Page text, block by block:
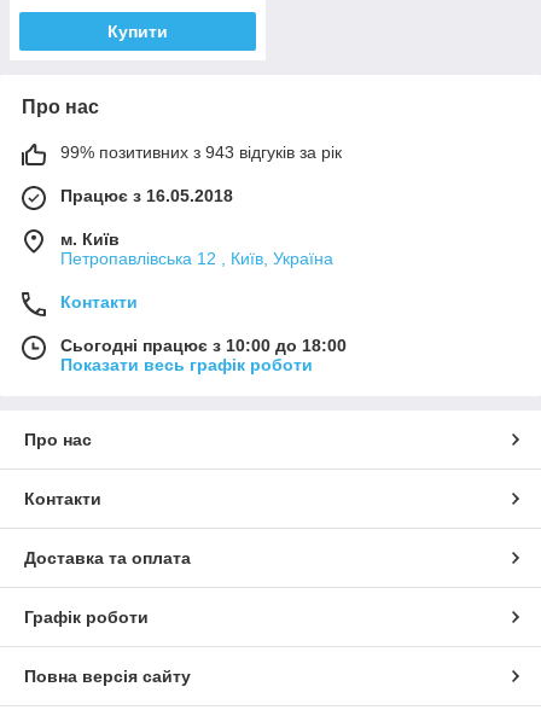
Купити
Про нас
99% позитивних з 943 відгуків за рік
Працює з 16.05.2018
м. Київ
Петропавлівська 12 , Київ, Україна
Контакти
Сьогодні працює з 10:00 до 18:00
Показати весь графік роботи
Про нас
Контакти
Доставка та оплата
Графік роботи
Повна версія сайту